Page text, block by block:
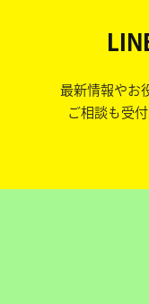
最新情報やお
ご相談も受